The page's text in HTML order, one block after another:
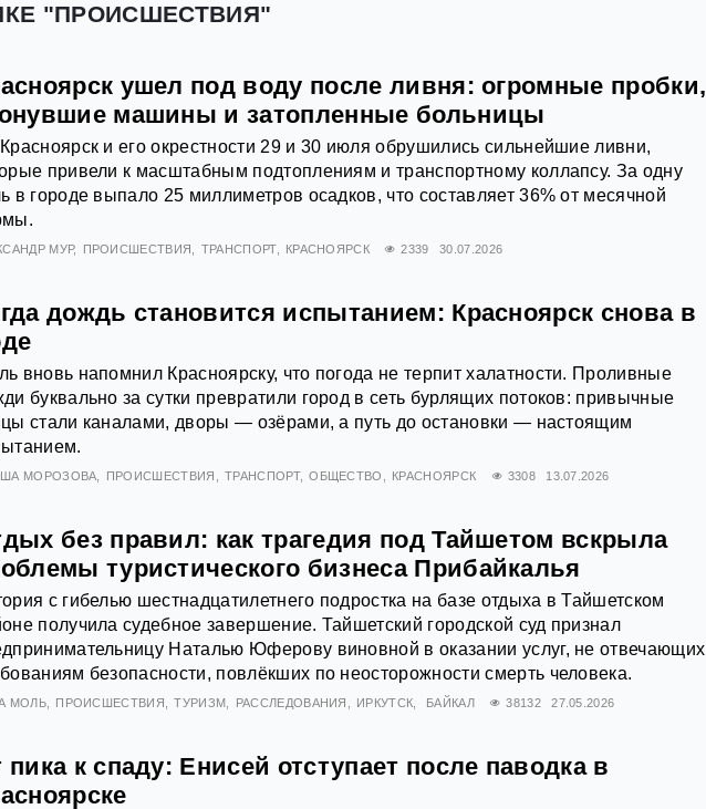
"ПРОИСШЕСТВИЯ"
ушел под воду после ливня: огромные пробки,
машины и затопленные больницы
и его окрестности 29 и 30 июля обрушились сильнейшие ливни,
привели к масштабным подтоплениям и транспортному коллапсу. За одну
в городе выпало 25 миллиметров осадков, что составляет 36% от месячной
МУР ПРОИСШЕСТВИЯ ТРАНСПОРТ КРАСНОЯРСК 2339 30.07.2026
дождь становится испытанием: Красноярск снова в
вновь напомнил Красноярску, что погода не терпит халатности. Проливные
буквально за сутки превратили город в сеть бурлящих потоков: привычные
стали каналами, дворы — озёрами, а путь до остановки — настоящим
МОРОЗОВА ПРОИСШЕСТВИЯ ТРАНСПОРТ ОБЩЕСТВО КРАСНОЯРСК 3308 13.07.2026
без правил: как трагедия под Тайшетом вскрыла
туристического бизнеса Прибайкалья
с гибелью шестнадцатилетнего подростка на базе отдыха в Тайшетском
получила судебное завершение. Тайшетский городской суд признал
Наталью Юферову виновной в оказании услуг, не отвечающих
безопасности, повлёкших по неосторожности смерть человека.
МОЛЬ ПРОИСШЕСТВИЯ ТУРИЗМ РАССЛЕДОВАНИЯ ИРКУТСК БАЙКАЛ 38132 27.05.2026
пика к спаду: Енисей отступает после паводка в